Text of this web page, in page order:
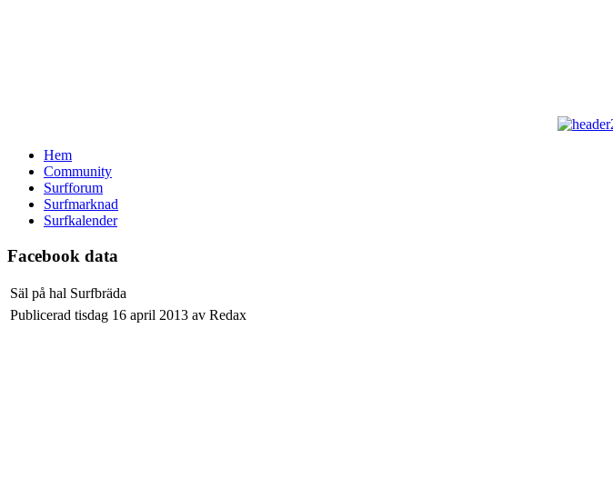
Hem
Community
Surfforum
Surfmarknad
Surfkalender
Facebook data
Säl på hal Surfbräda
Publicerad tisdag 16 april 2013 av Redax